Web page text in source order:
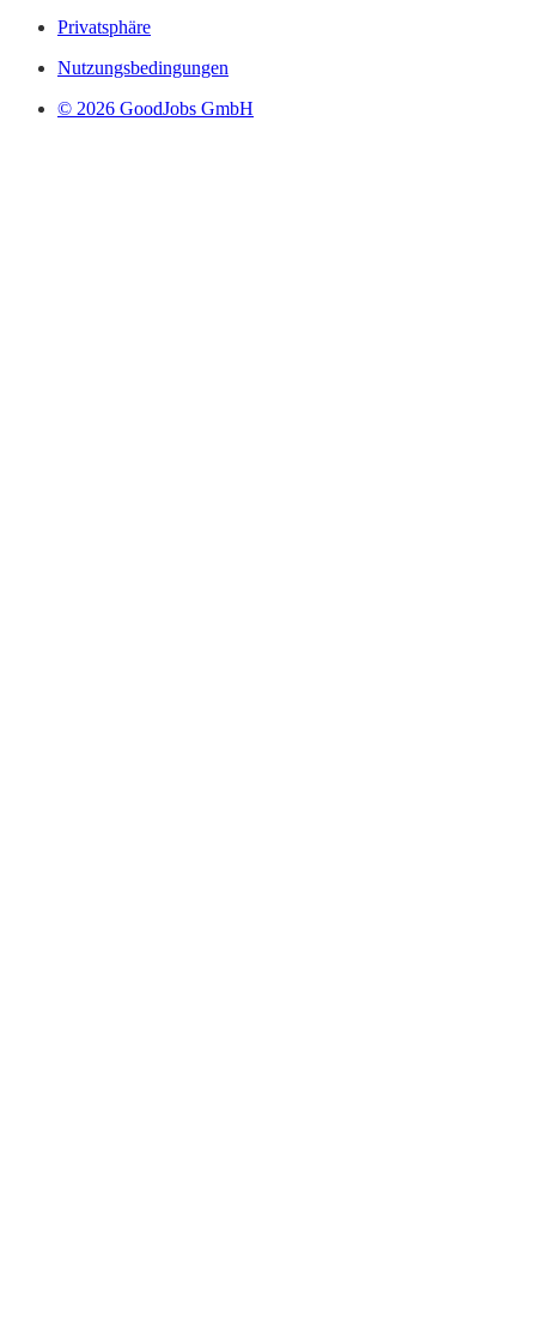
Privatsphäre
Nutzungsbedingungen
© 2026 GoodJobs GmbH